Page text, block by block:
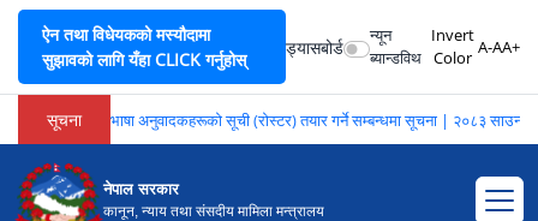
ऐन तथा विधेयकको मस्यौदामा
सुझावको लागि यँहा CLICK गर्नुहोस्
ड्यासबोर्ड
न्यून
ब्यान्डविथ
Invert
Color
A-AA+
सूचना भाषा अनुवादकहरूको सूची (रोस्टर) तयार गर्ने सम्बन्धमा सूचना | २०८३ साउन
नेपाल सरकार
कानून, न्याय तथा संसदीय मामिला मन्त्रालय